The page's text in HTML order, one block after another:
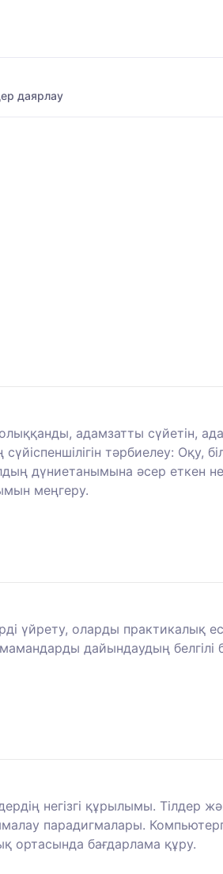
даярлау
адамзатты сүйетін,
тәрбиелеу: Оқу,
дүниетанымына әсер еткен
меңгеру.
үйрету, оларды практикалық
дайындаудың
негізгі құрылымы. Тілдер
парадигмалары.
ортасында бағдарлама құру.